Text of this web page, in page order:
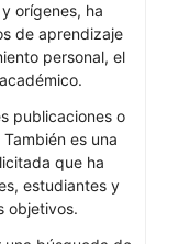
orígenes, ha
de aprendizaje
personal, el
publicaciones o
es una
que ha
estudiantes y
objetivos.